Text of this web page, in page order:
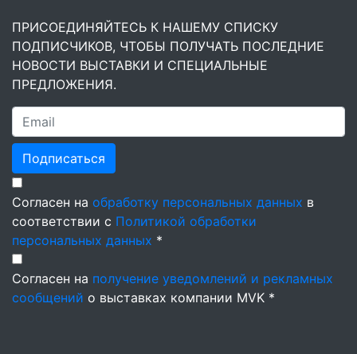
ПРИСОЕДИНЯЙТЕСЬ К НАШЕМУ СПИСКУ
ПОДПИСЧИКОВ, ЧТОБЫ ПОЛУЧАТЬ ПОСЛЕДНИЕ
НОВОСТИ ВЫСТАВКИ И СПЕЦИАЛЬНЫЕ
ПРЕДЛОЖЕНИЯ.
Подписаться
Согласен на обработку персональных данных в
соответствии с Политикой обработки
персональных данных *
Согласен на получение уведомлений и рекламных
сообщений о выставках компании MVK *